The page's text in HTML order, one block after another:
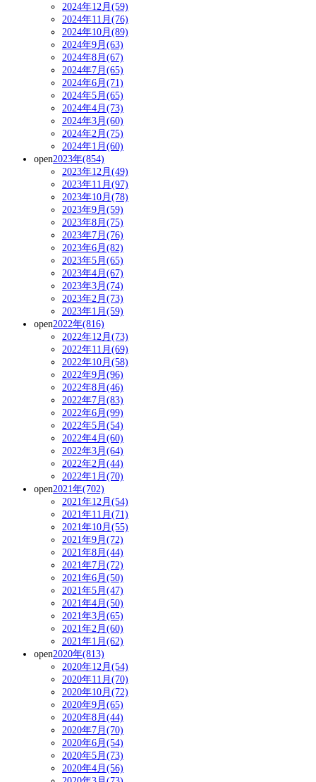
2024年12月(59)
2024年11月(76)
2024年10月(89)
2024年9月(63)
2024年8月(67)
2024年7月(65)
2024年6月(71)
2024年5月(65)
2024年4月(73)
2024年3月(60)
2024年2月(75)
2024年1月(60)
open2023年(854)
2023年12月(49)
2023年11月(97)
2023年10月(78)
2023年9月(59)
2023年8月(75)
2023年7月(76)
2023年6月(82)
2023年5月(65)
2023年4月(67)
2023年3月(74)
2023年2月(73)
2023年1月(59)
open2022年(816)
2022年12月(73)
2022年11月(69)
2022年10月(58)
2022年9月(96)
2022年8月(46)
2022年7月(83)
2022年6月(99)
2022年5月(54)
2022年4月(60)
2022年3月(64)
2022年2月(44)
2022年1月(70)
open2021年(702)
2021年12月(54)
2021年11月(71)
2021年10月(55)
2021年9月(72)
2021年8月(44)
2021年7月(72)
2021年6月(50)
2021年5月(47)
2021年4月(50)
2021年3月(65)
2021年2月(60)
2021年1月(62)
open2020年(813)
2020年12月(54)
2020年11月(70)
2020年10月(72)
2020年9月(65)
2020年8月(44)
2020年7月(70)
2020年6月(54)
2020年5月(73)
2020年4月(56)